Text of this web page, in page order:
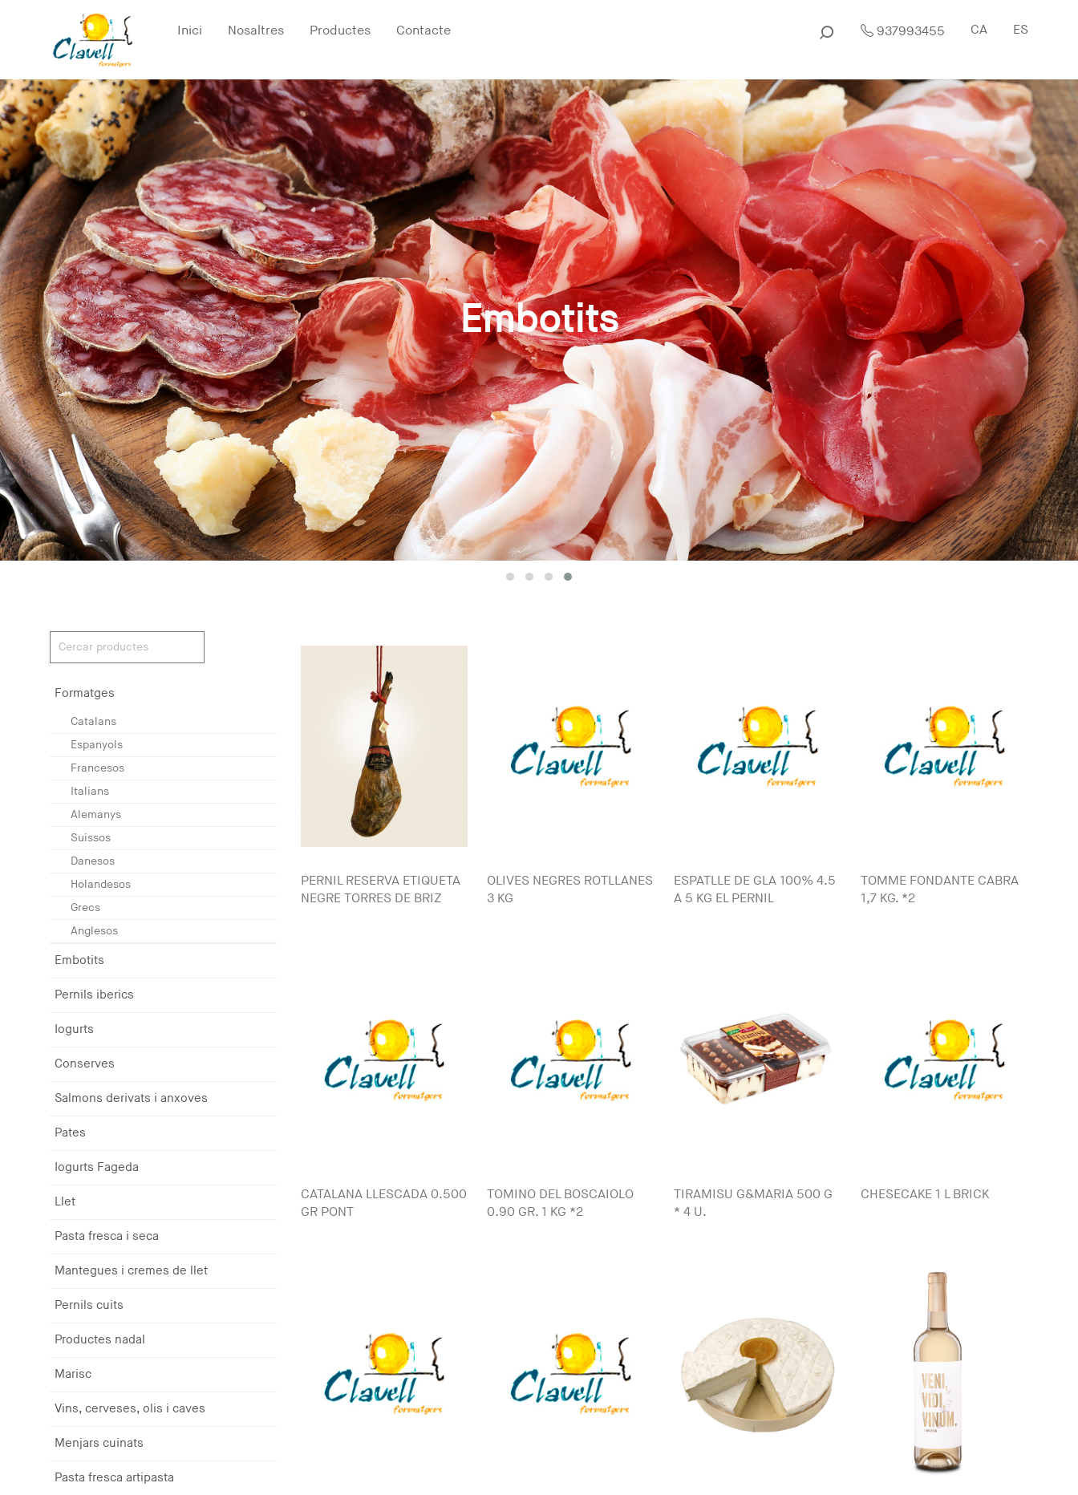
Inici Nosaltres Productes Contacte 937993455 CA ES
Embotits
Formatges
Catalans
Espanyols
Francesos
Italians
Alemanys
Suissos
Danesos
Holandesos
Grecs
Anglesos
Embotits
Pernils iberics
Iogurts
Conserves
Salmons derivats i anxoves
Pates
Iogurts Fageda
Llet
Pasta fresca i seca
Mantegues i cremes de llet
Pernils cuits
Productes nadal
Marisc
Vins, cerveses, olis i caves
Menjars cuinats
Pasta fresca artipasta
PERNIL RESERVA ETIQUETA
NEGRE TORRES DE BRIZ
OLIVES NEGRES ROTLLANES
3 KG
ESPATLLE DE GLA 100% 4.5
A 5 KG EL PERNIL
TOMME FONDANTE CABRA
1,7 KG. *2
CATALANA LLESCADA 0.500
GR PONT
TOMINO DEL BOSCAIOLO
0.90 GR. 1 KG *2
TIRAMISU G&MARIA 500 G
* 4 U.
CHESECAKE 1 L BRICK